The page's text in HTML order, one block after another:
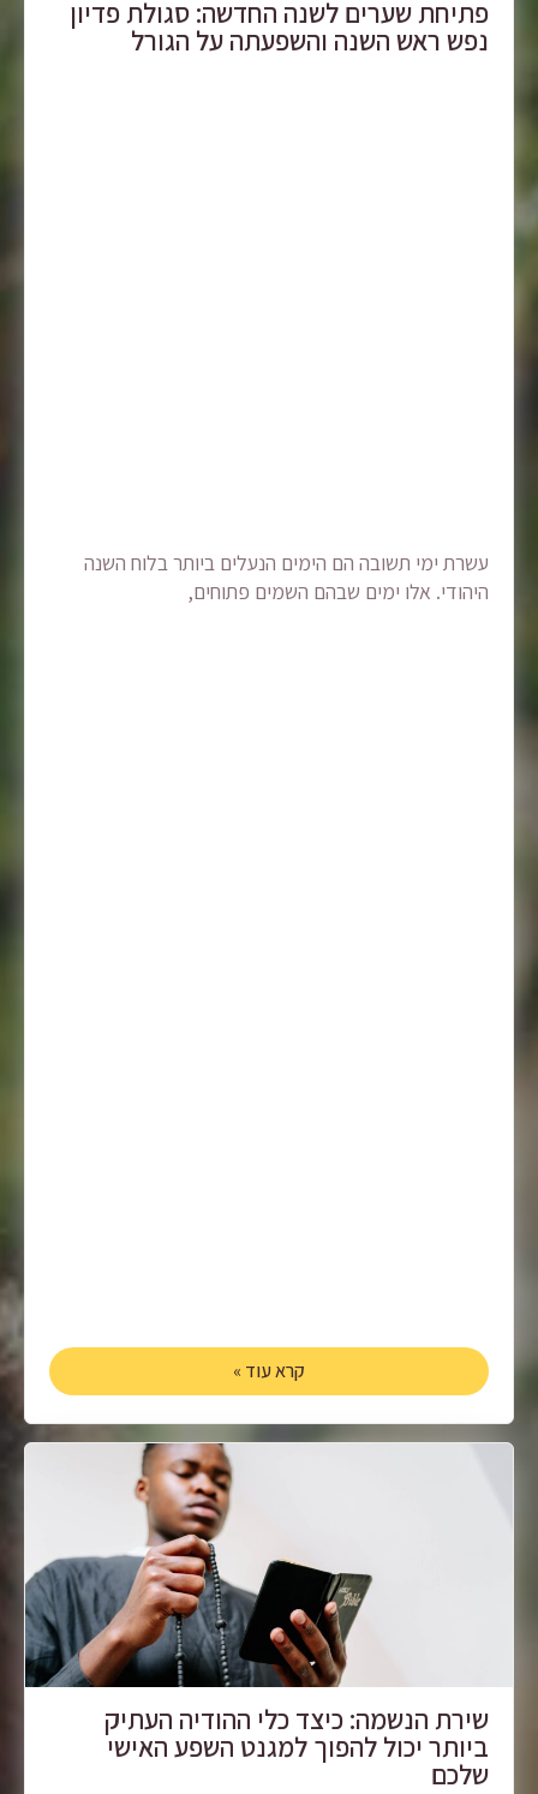
פתיחת שערים לשנה החדשה: סגולת פדיון
נפש ראש השנה והשפעתה על הגורל
עשרת ימי תשובה הם הימים הנעלים ביותר בלוח השנה
היהודי. אלו ימים שבהם השמים פתוחים,
קרא עוד »
שירת הנשמה: כיצד כלי ההודיה העתיק
ביותר יכול להפוך למגנט השפע האישי
שלכם